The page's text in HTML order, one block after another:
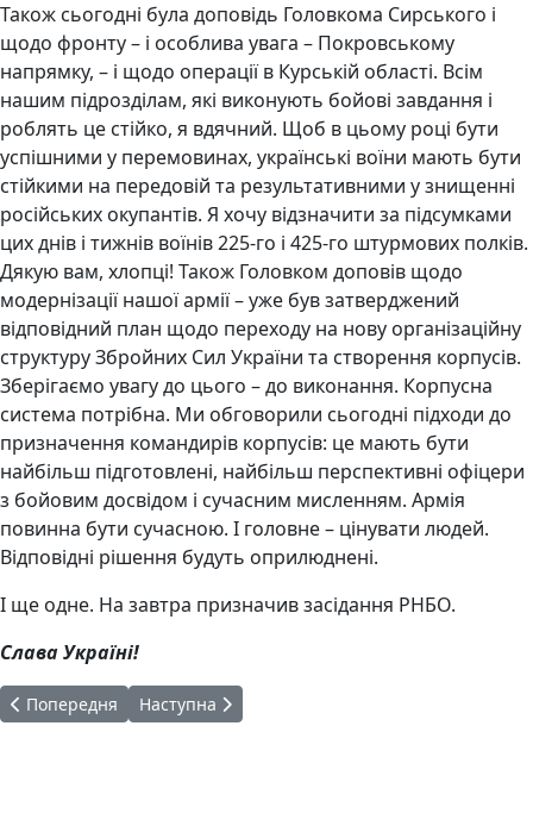
Також сьогодні була доповідь Головкома Сирського і
щодо фронту – і особлива увага – Покровському
напрямку, – і щодо операції в Курській області. Всім
нашим підрозділам, які виконують бойові завдання і
роблять це стійко, я вдячний. Щоб в цьому році бути
успішними у перемовинах, українські воїни мають бути
стійкими на передовій та результативними у знищенні
російських окупантів. Я хочу відзначити за підсумками
цих днів і тижнів воїнів 225-го і 425-го штурмових полків.
Дякую вам, хлопці! Також Головком доповів щодо
модернізації нашої армії – уже був затверджений
відповідний план щодо переходу на нову організаційну
структуру Збройних Сил України та створення корпусів.
Зберігаємо увагу до цього – до виконання. Корпусна
система потрібна. Ми обговорили сьогодні підходи до
призначення командирів корпусів: це мають бути
найбільш підготовлені, найбільш перспективні офіцери
з бойовим досвідом і сучасним мисленням. Армія
повинна бути сучасною. І головне – цінувати людей.
Відповідні рішення будуть оприлюднені.
І ще одне. На завтра призначив засідання РНБО.
Слава Україні!
Попередня стаття: ЗАГАЛЬНОНАЦІОНАЛЬНА ХВИЛИНА
Попередня Наступна стаття: Продуктова допомога для
Наступна